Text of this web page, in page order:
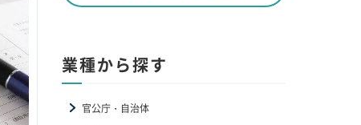
業種から探す
官公庁・自治体